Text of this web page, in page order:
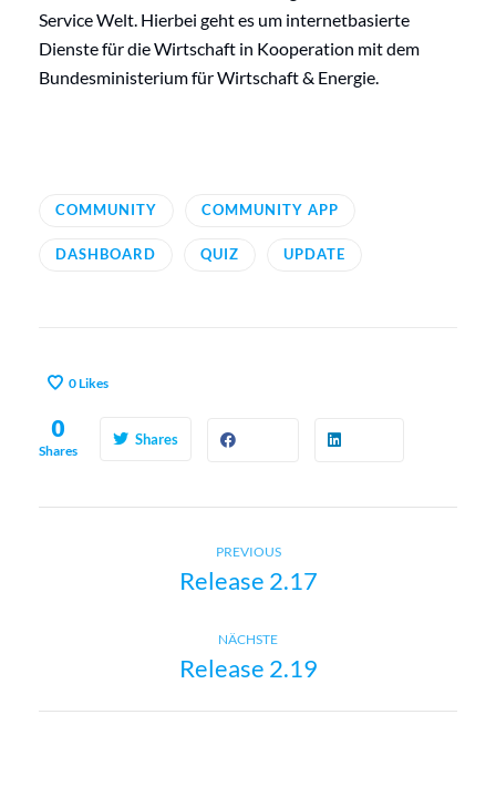
Service Welt. Hierbei geht es um internetbasierte
Dienste für die Wirtschaft in Kooperation mit dem
Bundesministerium für Wirtschaft & Energie.
COMMUNITY COMMUNITY APP
DASHBOARD QUIZ UPDATE
0Likes
0
Shares
Shares
PREVIOUSPrevious
post:
Release 2.17
NÄCHSTENext
post:
Release 2.19